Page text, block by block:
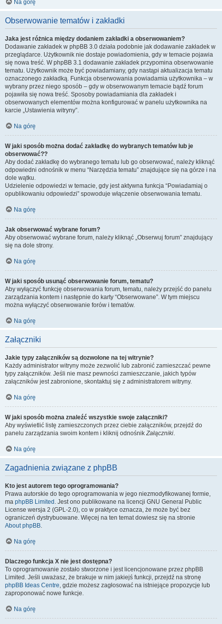
Na górę
Obserwowanie tematów i zakładki
Jaka jest różnica między dodaniem zakładki a obserwowaniem?
Dodawanie zakładek w phpBB 3.0 działa podobnie jak dodawanie zakładek w
przeglądarce. Użytkownik nie dostaje powiadomienia, gdy w temacie pojawia
się nowa treść. W phpBB 3.1 dodawanie zakładek przypomina obserwowanie
tematu. Użytkownik może być powiadamiany, gdy nastąpi aktualizacja tematu
oznaczonego zakładką. Funkcja obserwowania powiadamia użytkownika – w
wybrany przez niego sposób – gdy w obserwowanym temacie bądź forum
pojawiła się nowa treść. Sposoby powiadamiania dla zakładek i
obserwowanych elementów można konfigurować w panelu użytkownika na
karcie „Ustawienia witryny”.
Na górę
W jaki sposób można dodać zakładkę do wybranych tematów lub je
obserwować??
Aby dodać zakładkę do wybranego tematu lub go obserwować, należy kliknąć
odpowiedni odnośnik w menu “Narzędzia tematu” znajdujące się na górze i na
dole wątku.
Udzielenie odpowiedzi w temacie, gdy jest aktywna funkcja “Powiadamiaj o
opublikowaniu odpowiedzi” spowoduje włączenie obserwowania tematu.
Na górę
Jak obserwować wybrane forum?
Aby obserwować wybrane forum, należy kliknąć „Obserwuj forum” znajdujący
się na dole strony.
Na górę
W jaki sposób usunąć obserwowanie forum, tematu?
Aby wyłączyć funkcję obserwowania forum, tematu, należy przejść do panelu
zarządzania kontem i następnie do karty “Obserwowane”. W tym miejscu
można wyłączyć obserwowanie forów i tematów.
Na górę
Załączniki
Jakie typy załączników są dozwolone na tej witrynie?
Każdy administrator witryny może zezwolić lub zabronić zamieszczać pewne
typy załączników. Jeśli nie masz pewności zamieszczanie, jakich typów
załączników jest zabronione, skontaktuj się z administratorem witryny.
Na górę
W jaki sposób można znaleźć wszystkie swoje załączniki?
Aby wyświetlić listę zamieszczonych przez ciebie załączników, przejdź do
panelu zarządzania swoim kontem i kliknij odnośnikZałączniki.
Na górę
Zagadnienia związane z phpBB
Kto jest autorem tego oprogramowania?
Prawa autorskie do tego oprogramowania w jego niezmodyfikowanej formie,
ma phpBB Limited . Jest ono publikowane na licencji GNU General Public
License wersja 2 (GPL-2.0), co w praktyce oznacza, że może być bez
ograniczeń dystrybuowane. Więcej na ten temat dowiesz się na stronie
About phpBB.
Na górę
Dlaczego funkcja X nie jest dostępna?
To oprogramowanie zostało stworzone i jest licencjonowane przez phpBB
Limited. Jeśli uważasz, że brakuje w nim jakiejś funkcji, przejdź na stronę
phpBB Ideas Centre, gdzie możesz zagłosować na istniejące propozycje lub
zaproponować nowe funkcje.
Na górę